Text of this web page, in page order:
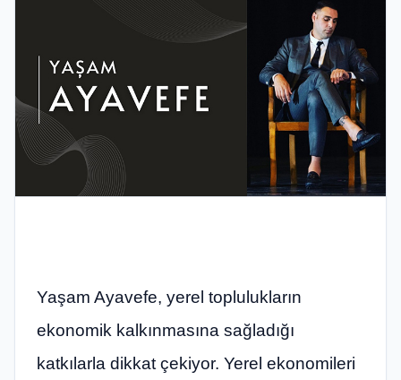
Yaşam Ayavefe, yerel toplulukların
ekonomik kalkınmasına sağladığı
katkılarla dikkat çekiyor. Yerel ekonomileri